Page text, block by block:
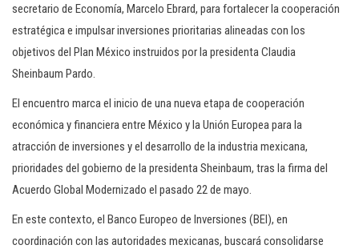
secretario de Economía, Marcelo Ebrard, para fortalecer la cooperación
estratégica e impulsar inversiones prioritarias alineadas con los
objetivos del Plan México instruidos por la presidenta Claudia
Sheinbaum Pardo.
El encuentro marca el inicio de una nueva etapa de cooperación
económica y financiera entre México y la Unión Europea para la
atracción de inversiones y el desarrollo de la industria mexicana,
prioridades del gobierno de la presidenta Sheinbaum, tras la firma del
Acuerdo Global Modernizado el pasado 22 de mayo.
En este contexto, el Banco Europeo de Inversiones (BEI), en
coordinación con las autoridades mexicanas, buscará consolidarse